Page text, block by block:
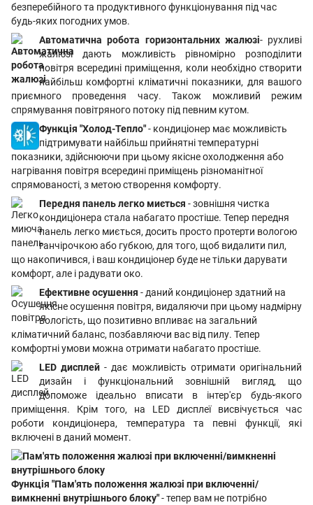
безперебійного та продуктивного функціонування під час
будь-яких погодних умов.
Автоматична робота горизонтальних жалюзі- рухливі
жалюзі дають можливість рівномірно розподілити
повітря всередині приміщення, коли необхідно створити
найбільш комфортні кліматичні показники, для вашого
приємного проведення часу. Також можливий режим
спрямування повітряного потоку під певним кутом.
Функція "Холод-Тепло"- кондиціонер має можливість
підтримувати найбільш прийнятні температурні
показники, здійснюючи при цьому якісне охолодження або
нагрівання повітря всередині приміщень різноманітної
спрямованості, з метою створення комфорту.
Передня панель легко миється - зовнішня чистка
кондиціонера стала набагато простіше. Тепер передня
панель легко миється, досить просто протерти вологою
ганчірочкою або губкою, для того, щоб видалити пил,
що накопичився, і ваш кондиціонер буде не тільки дарувати
комфорт, але і радувати око.
Ефективне осушення - даний кондиціонер здатний на
якісне осушення повітря, видаляючи при цьому надмірну
вологість, що позитивно впливає на загальний
кліматичний баланс, позбавляючи вас від пилу. Тепер
комфортні умови можна отримати набагато простіше.
LED дисплей - дає можливість отримати оригінальний
дизайн і функціональний зовнішній вигляд, що
допоможе ідеально вписати в інтер'єр будь-якого
приміщення. Крім того, на LED дисплеї висвічується час
роботи кондиціонера, температура та певні функції, які
включені в даний момент.
Функція "Пам'ять положення жалюзі при включенні/
вимкненні внутрішнього блоку"- тепер вам не потрібно